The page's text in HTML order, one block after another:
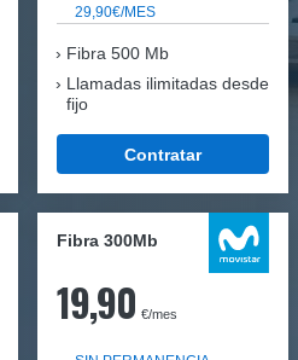
29,90€/MES
Fibra 500 Mb
Llamadas ilimitadas desde
fijo
Contratar
Fibra 300Mb
19,90 €/mes